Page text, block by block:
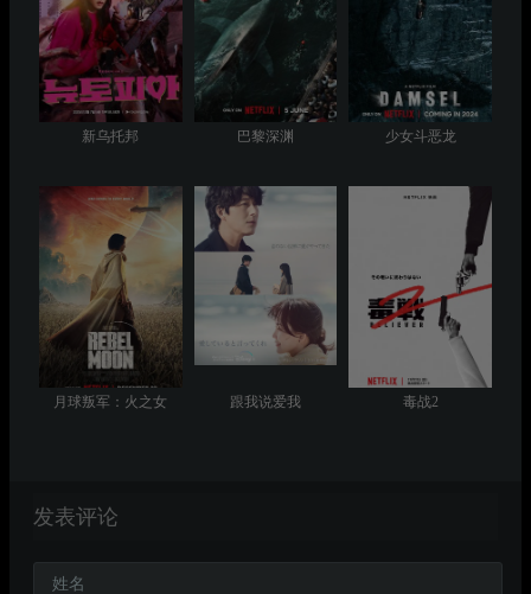
新乌托邦 巴黎深渊 少女斗恶龙
月球叛军：火之女 跟我说爱我 毒战2
发表评论
姓名